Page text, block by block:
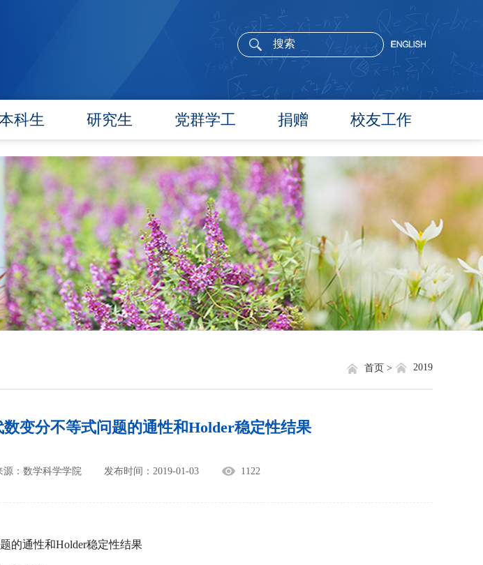
科生
信息公告
教研动态
学籍管理
实践教学
对外交流
培养方案
研究生
信息公告
招生工作
培养工作
毕业学位
政策文件
党群学工
党委概况
党建工作
文件汇编
团学通知
团学新闻
就业信息
学生文件资料
规章制度
捐赠 校友工作
院长寄语
活动通告
校友新闻
校友风采
校友名录
相关网站链接
关于我们 2019
首页 >
数变分不等式问题的通性和Holder稳定性结果
源：数学科学学院 发布时间：2019-01-03 1122
的通性和Holder稳定性结果